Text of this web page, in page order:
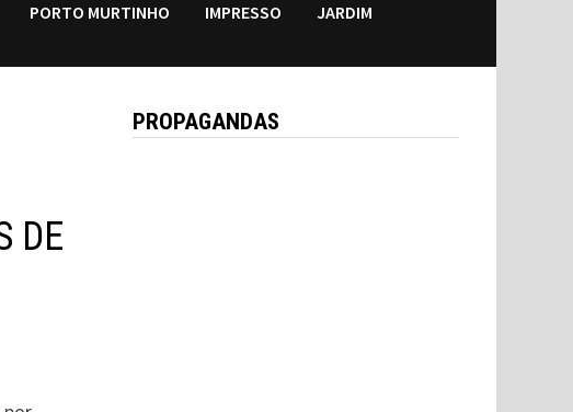
PORTO MURTINHO IMPRESSO JARDIM
DE
PROPAGANDAS